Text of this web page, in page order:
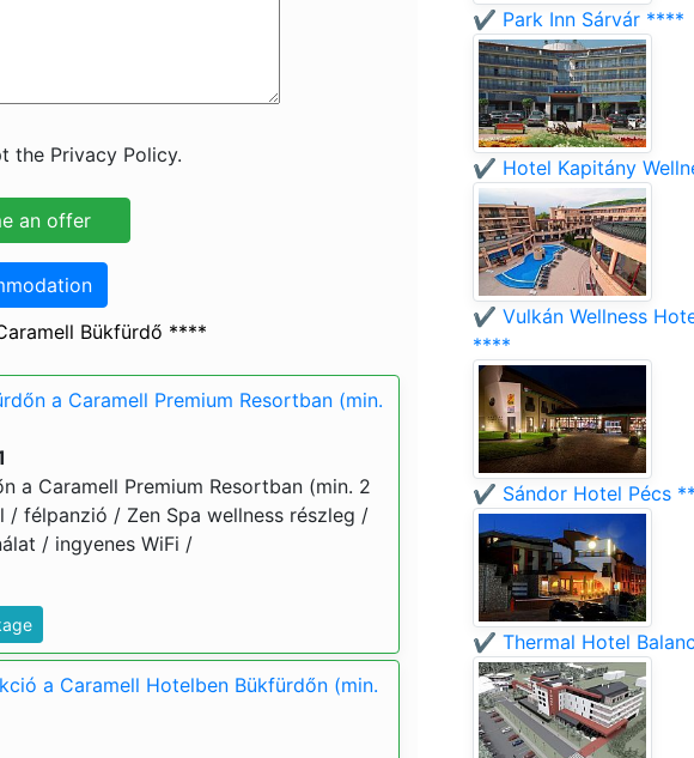
the Privacy Policy.
Bükfürdő ****
a Caramell Premium Resortban (min.
a Caramell Premium Resortban (min. 2
félpanzió / Zen Spa wellness részleg /
/ ingyenes WiFi /
a Caramell Hotelben Bükfürdőn (min.
✔️ Park Inn Sárvár ****
✔️ Hotel Kapitány
✔️ Vulkán Wellness
****
✔️ Sándor Hotel Pécs
✔️ Thermal Hotel